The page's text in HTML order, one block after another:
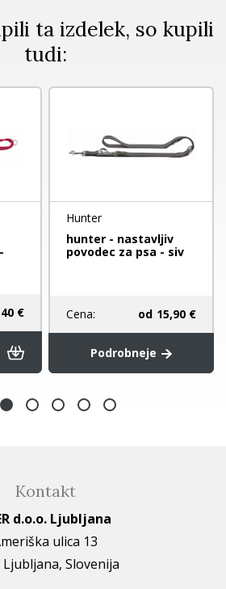
ta izdelek, so kupili
tudi:
€
Hunter
hunter - nastavljiv
povodec za psa - siv
Cena: od 15,90 €
Podrobneje
Kontakt
d.o.o. Ljubljana
ulica 13
Ljubljana, Slovenija